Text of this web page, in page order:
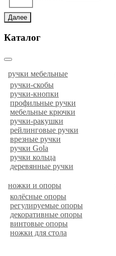
Далее
Каталог
ручки мебельные
ручки-скобы
ручки-кнопки
профильные ручки
мебельные крючки
ручки-ракушки
рейлинговые ручки
врезные ручки
ручки Gola
ручки кольца
деревянные ручки
ножки и опоры
колёсные опоры
регулируемые опоры
декоративные опоры
винтовые опоры
ножки для стола